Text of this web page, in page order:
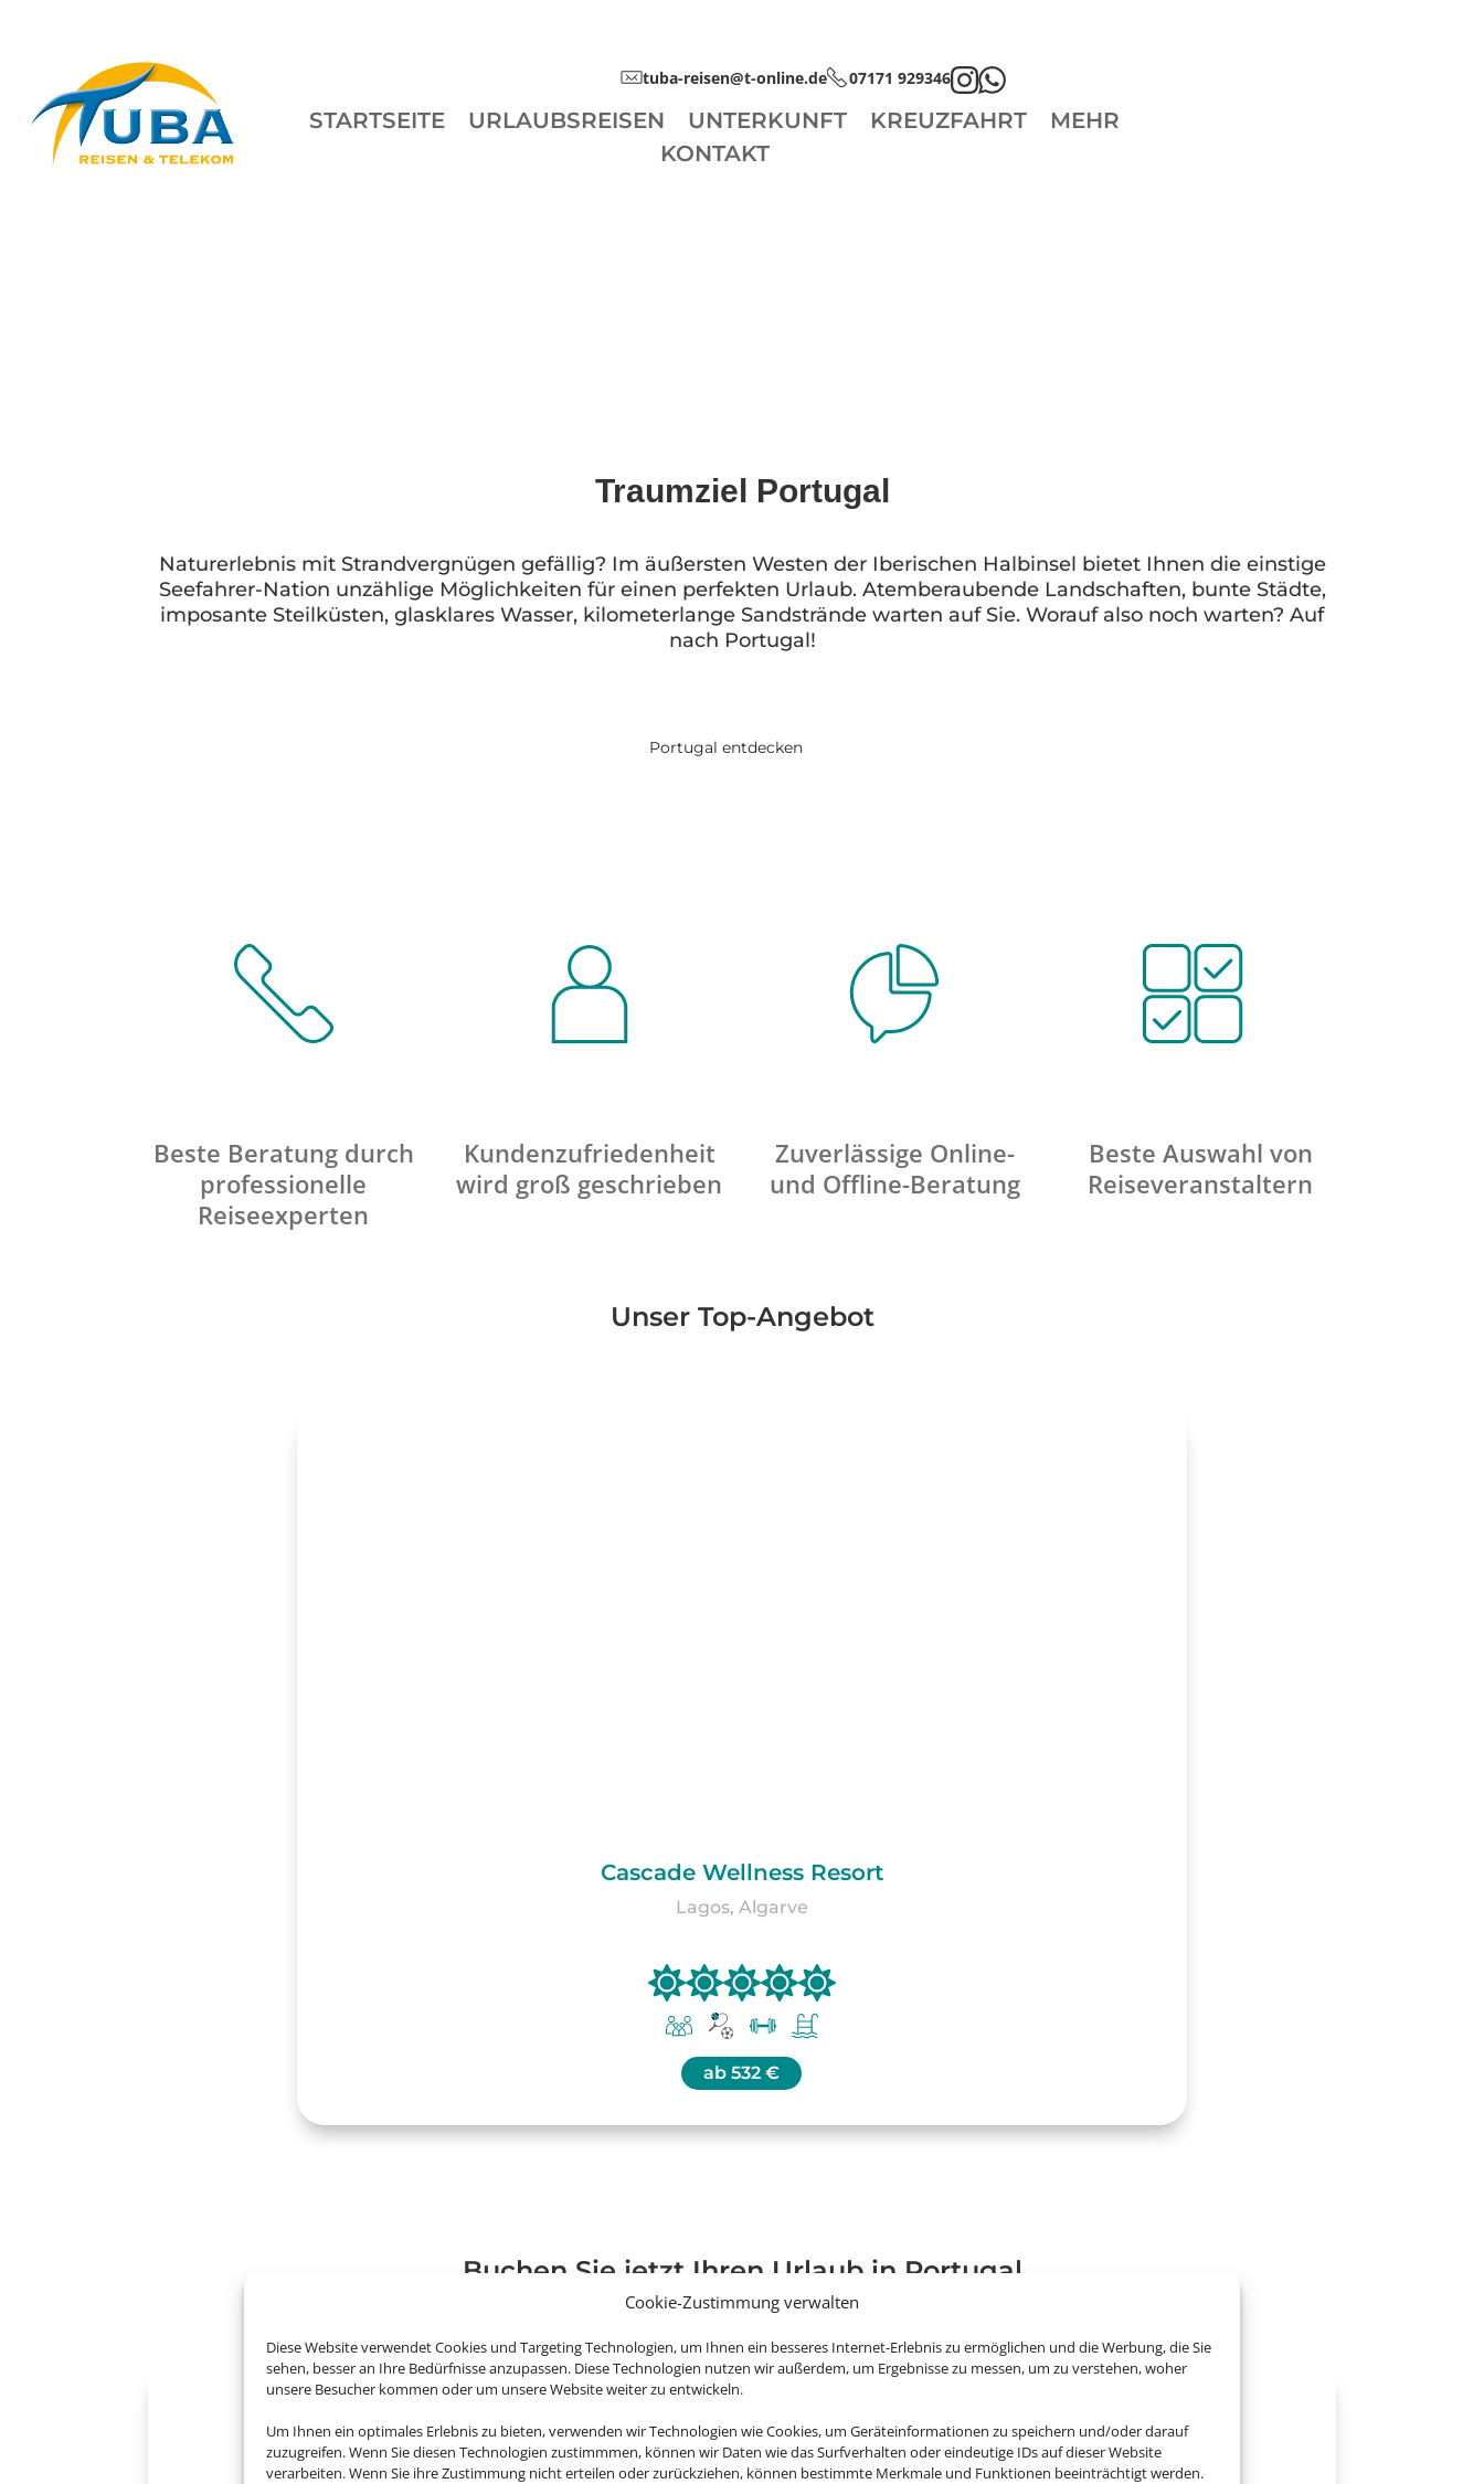
Cookie-Zustimmung verwalten
Diese Website verwendet Cookies und Targeting Technologien, um Ihnen ein besseres Internet-Erlebnis zu ermöglichen und die Werbung, die Sie
sehen, besser an Ihre Bedürfnisse anzupassen. Diese Technologien nutzen wir außerdem, um Ergebnisse zu messen, um zu verstehen, woher
unsere Besucher kommen oder um unsere Website weiter zu entwickeln.
Um Ihnen ein optimales Erlebnis zu bieten, verwenden wir Technologien wie Cookies, um Geräteinformationen zu speichern und/oder darauf
zuzugreifen. Wenn Sie diesen Technologien zustimmmen, können wir Daten wie das Surfverhalten oder eindeutige IDs auf dieser Website
verarbeiten. Wenn Sie ihre Zustimmung nicht erteilen oder zurückziehen, können bestimmte Merkmale und Funktionen beeinträchtigt werden.
tuba-reisen@t-online.de 07171 929346
STARTSEITE URLAUBSREISEN UNTERKUNFT KREUZFAHRT
MEHR
KONTAKT
Traumziel Portugal
Naturerlebnis mit Strandvergnügen gefällig? Im äußersten Westen der Iberischen Halbinsel bietet Ihnen die einstige
Seefahrer-Nation unzählige Möglichkeiten für einen perfekten Urlaub. Atemberaubende Landschaften, bunte Städte,
imposante Steilküsten, glasklares Wasser, kilometerlange Sandstrände warten auf Sie. Worauf also noch warten? Auf
nach Portugal!
Portugal entdecken
Beste Beratung durch
professionelle
Reiseexperten
Kundenzufriedenheit
wird groß geschrieben
Zuverlässige Online-
und Offline-Beratung
Beste Auswahl von
Reiseveranstaltern
Unser Top-Angebot
Cascade Wellness Resort
Lagos, Algarve
ab 532 €
Buchen Sie jetzt Ihren Urlaub in Portugal